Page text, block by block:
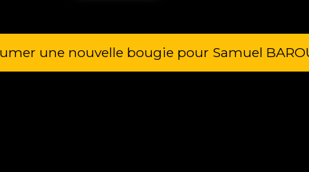
une nouvelle bougie pour Samuel